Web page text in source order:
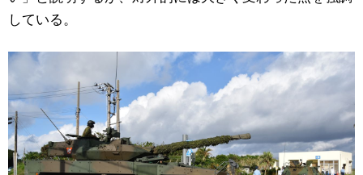
している。